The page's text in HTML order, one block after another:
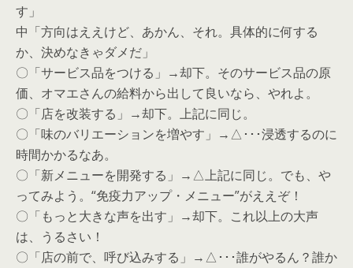
す」
中「方向はええけど、あかん、それ。具体的に何する
か、決めなきゃダメだ」
〇「サービス品をつける」→却下。そのサービス品の原
価、オマエさんの給料から出して良いなら、やれよ。
〇「店を改装する」→却下。上記に同じ。
〇「味のバリエーションを増やす」→△･･･浸透するのに
時間かかるなあ。
〇「新メニューを開発する」→△上記に同じ。でも、や
ってみよう。“免疫力アップ・メニュー”がええぞ！
〇「もっと大きな声を出す」→却下。これ以上の大声
は、うるさい！
〇「店の前で、呼び込みする」→△･･･誰がやるん？誰か